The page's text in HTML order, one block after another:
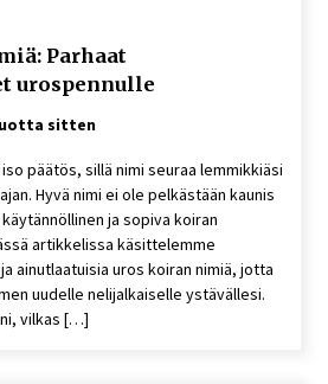
Parhaat
urospennulle
sitten
päätös, sillä nimi seuraa lemmikkiäsi
Hyvä nimi ei ole pelkästään kaunis
ja sopiva koiran
artikkelissa käsittelemme
ainutlaatuisia uros koiran nimiä, jotta
uudelle nelijalkaiselle ystävällesi.
vilkas […]